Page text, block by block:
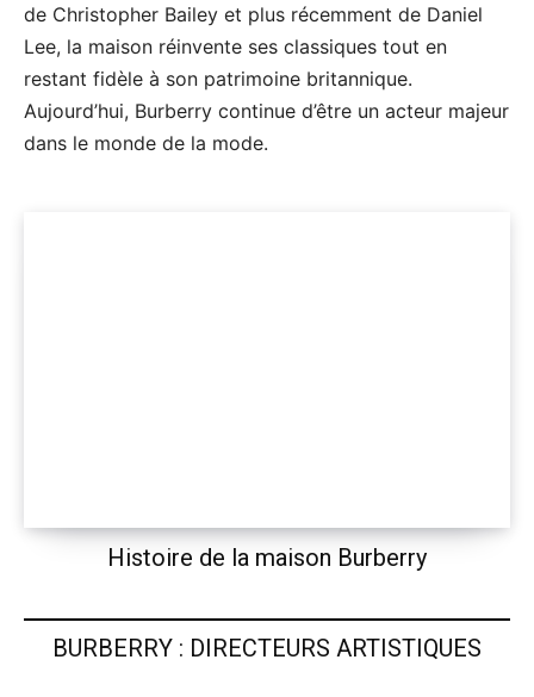
de Christopher Bailey et plus récemment de Daniel
Lee, la maison réinvente ses classiques tout en
restant fidèle à son patrimoine britannique.
Aujourd’hui, Burberry continue d’être un acteur majeur
dans le monde de la mode.
Histoire de la maison Burberry
BURBERRY : DIRECTEURS ARTISTIQUES